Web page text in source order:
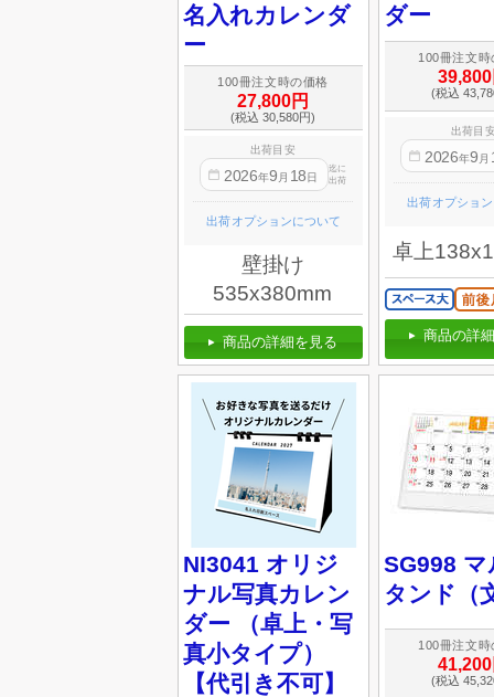
名入れカレンダ
ー
100冊注文時の価格
27,800円
(税込 30,580円)
出荷目安
2026年9 月 18 日
迄に
出荷
出荷オプションについて
壁掛け
535x380mm
商品の詳細を見る
ダー
100冊注文時
(税込
出荷目
2026年9 月
出荷オプショ
卓上
商品の詳
NI3041 オリジ
ナル写真カレン
ダー （卓上・写
真小タイプ）
【代引き不可】
SG998
タンド（
100冊注文時
(税込